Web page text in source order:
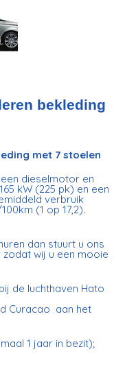
bekleding
met 7 stoelen
dieselmotor en
kW (225 pk) en een
verbruik
(1 op 17,2).
dan stuurt u ons
wij u een mooie
de luchthaven Hato
Curacao aan het
1 jaar in bezit);